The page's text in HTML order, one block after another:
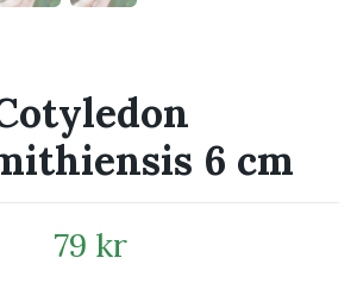
6 cm
79 kr